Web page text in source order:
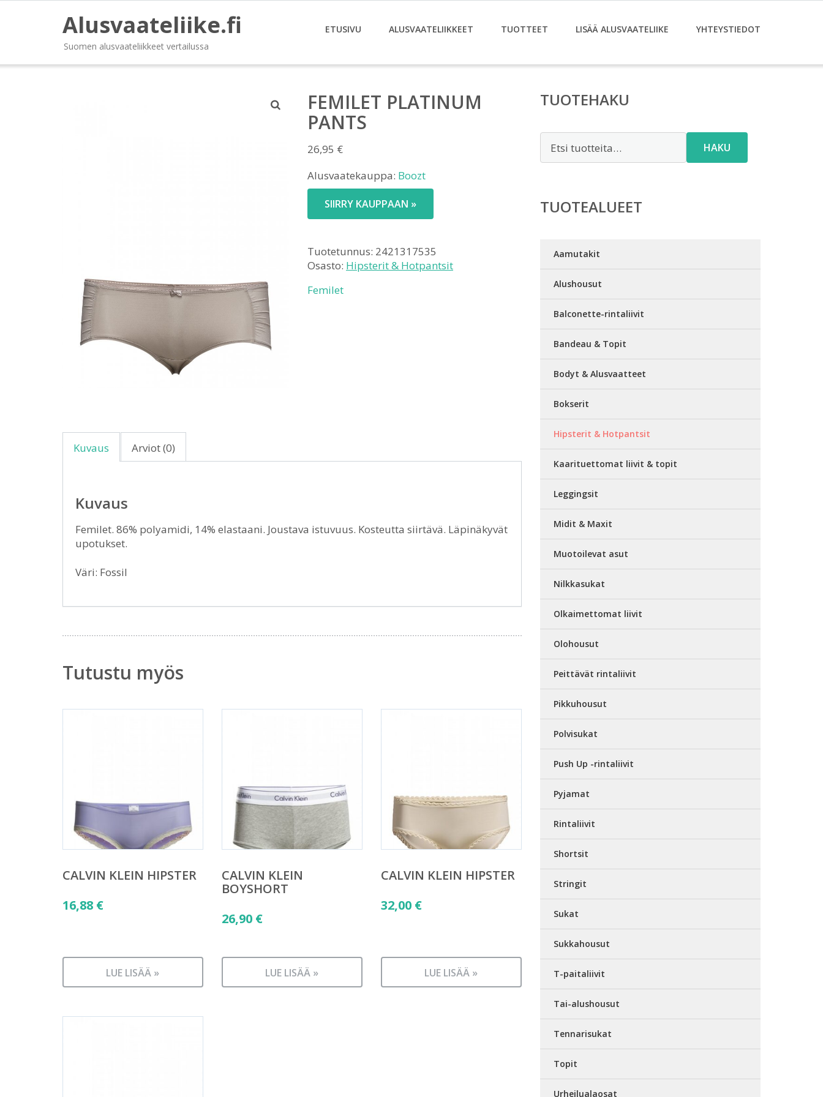
Alusvaateliike.fi
Suomen alusvaateliikkeet vertailussa
ETUSIVU ALUSVAATELIIKKEET TUOTTEET LISÄÄ ALUSVAATELIIKE YHTEYSTIEDOT
FEMILET PLATINUM
PANTS
26,95 €
Alusvaatekauppa: Boozt
SIIRRY KAUPPAAN »
Tuotetunnus: 2421317535
Osasto: Hipsterit & Hotpantsit
Femilet
Kuvaus Arviot (0)
Kuvaus
Femilet. 86% polyamidi, 14% elastaani. Joustava istuvuus. Kosteutta siirtävä. Läpinäkyvät
upotukset.
Väri: Fossil
Tutustu myös
CALVIN KLEIN HIPSTER
16,88 €
LUE LISÄÄ »
CALVIN KLEIN
BOYSHORT
26,90 €
LUE LISÄÄ »
CALVIN KLEIN HIPSTER
32,00 €
LUE LISÄÄ »
TUOTEHAKU
HAKU
TUOTEALUEET
Aamutakit
Alushousut
Balconette-rintaliivit
Bandeau & Topit
Bodyt & Alusvaatteet
Bokserit
Hipsterit & Hotpantsit
Kaarituettomat liivit & topit
Leggingsit
Midit & Maxit
Muotoilevat asut
Nilkkasukat
Olkaimettomat liivit
Olohousut
Peittävät rintaliivit
Pikkuhousut
Polvisukat
Push Up -rintaliivit
Pyjamat
Rintaliivit
Shortsit
Stringit
Sukat
Sukkahousut
T-paitaliivit
Tai-alushousut
Tennarisukat
Topit
Urheilualaosat